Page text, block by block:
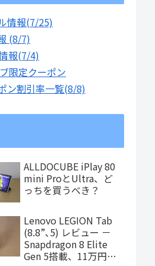
情報(7/25)
(8/7)
報(7/4)
限定クーポン
ン割引率一覧(8/8)
ALLDOCUBE iPlay 80
mini ProとUltra、ど
っちを買うべき？
Lenovo LEGION Tab
(8.8”､5) レビュー －
Snapdragon 8 Elite
Gen 5搭載、11万円台